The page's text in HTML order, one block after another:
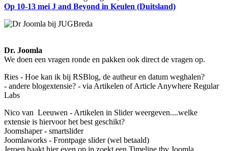
Op 10-13 mei J and Beyond in Keulen (Duitsland)
Dr. Joomla
We doen een vragen ronde en pakken ook direct de vragen op.
Ries - Hoe kan ik bij RSBlog, de autheur en datum weghalen?
- andere blogextensie? - via Artikelen of Article Anywhere Regular
Labs
Nico van Leeuwen - Artikelen in Slider weergeven....welke
extensie is hiervoor het best geschikt?
Joomshaper - smartslider
Joomlaworks - Frontpage slider (wel betaald)
Jeroen haakt hier even op in zoekt een Timeline tbv Joomla